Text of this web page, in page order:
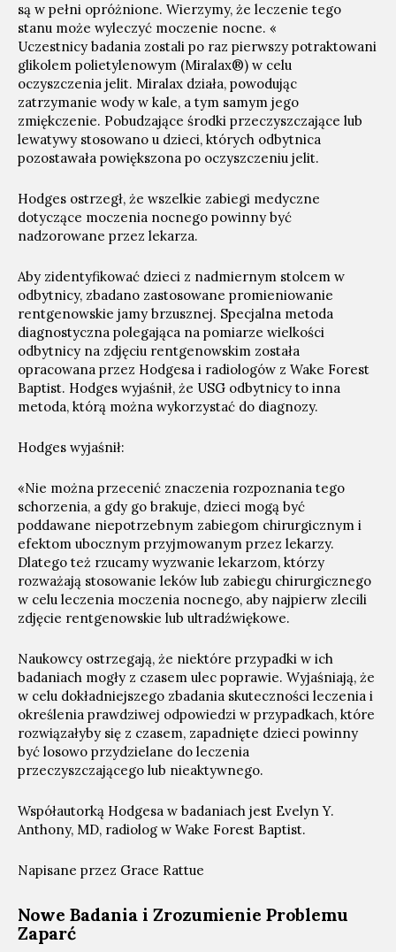
są w pełni opróżnione. Wierzymy, że leczenie tego
stanu może wyleczyć moczenie nocne. «
Uczestnicy badania zostali po raz pierwszy potraktowani
glikolem polietylenowym (Miralax®) w celu
oczyszczenia jelit. Miralax działa, powodując
zatrzymanie wody w kale, a tym samym jego
zmiękczenie. Pobudzające środki przeczyszczające lub
lewatywy stosowano u dzieci, których odbytnica
pozostawała powiększona po oczyszczeniu jelit.
Hodges ostrzegł, że wszelkie zabiegi medyczne
dotyczące moczenia nocnego powinny być
nadzorowane przez lekarza.
Aby zidentyfikować dzieci z nadmiernym stolcem w
odbytnicy, zbadano zastosowane promieniowanie
rentgenowskie jamy brzusznej. Specjalna metoda
diagnostyczna polegająca na pomiarze wielkości
odbytnicy na zdjęciu rentgenowskim została
opracowana przez Hodgesa i radiologów z Wake Forest
Baptist. Hodges wyjaśnił, że USG odbytnicy to inna
metoda, którą można wykorzystać do diagnozy.
Hodges wyjaśnił:
«Nie można przecenić znaczenia rozpoznania tego
schorzenia, a gdy go brakuje, dzieci mogą być
poddawane niepotrzebnym zabiegom chirurgicznym i
efektom ubocznym przyjmowanym przez lekarzy.
Dlatego też rzucamy wyzwanie lekarzom, którzy
rozważają stosowanie leków lub zabiegu chirurgicznego
w celu leczenia moczenia nocnego, aby najpierw zlecili
zdjęcie rentgenowskie lub ultradźwiękowe.
Naukowcy ostrzegają, że niektóre przypadki w ich
badaniach mogły z czasem ulec poprawie. Wyjaśniają, że
w celu dokładniejszego zbadania skuteczności leczenia i
określenia prawdziwej odpowiedzi w przypadkach, które
rozwiązałyby się z czasem, zapadnięte dzieci powinny
być losowo przydzielane do leczenia
przeczyszczającego lub nieaktywnego.
Współautorką Hodgesa w badaniach jest Evelyn Y.
Anthony, MD, radiolog w Wake Forest Baptist.
Napisane przez Grace Rattue
Nowe Badania i Zrozumienie Problemu
Zaparć